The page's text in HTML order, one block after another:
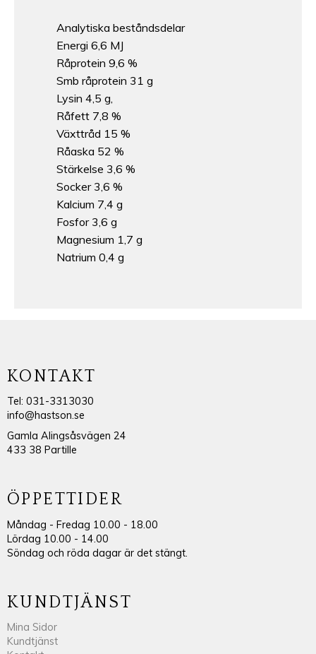
Analytiska beståndsdelar
Energi 6,6 MJ
Råprotein 9,6 %
Smb råprotein 31 g
Lysin 4,5 g,
Råfett 7,8 %
Växttråd 15 %
Råaska 52 %
Stärkelse 3,6 %
Socker 3,6 %
Kalcium 7,4 g
Fosfor 3,6 g
Magnesium 1,7 g
Natrium 0,4 g
KONTAKT
Tel: 031-3313030
info@hastson.se
Gamla Alingsåsvägen 24
433 38 Partille
ÖPPETTIDER
Måndag - Fredag 10.00 - 18.00
Lördag 10.00 - 14.00
Söndag och röda dagar är det stängt.
KUNDTJÄNST
Mina Sidor
Kundtjänst